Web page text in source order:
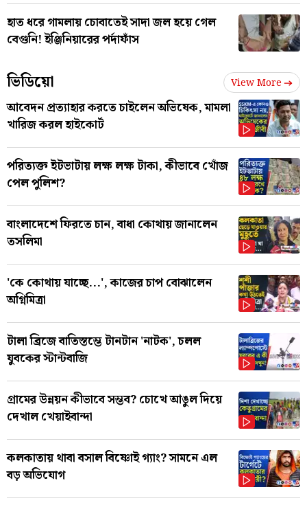
হাত ধরে গামলায় চোবাতেই সাদা জল হয়ে গেল
বেগুনি! ইঞ্জিনিয়ারের পর্দাফাঁস
ভিডিয়ো View More
আবেদন প্রত্যাহার করতে চাইলেন অভিষেক, মামলা
খারিজ করল হাইকোর্ট
পরিত্যক্ত ইটভাটায় লক্ষ লক্ষ টাকা, কীভাবে খোঁজ
পেল পুলিশ?
বাংলাদেশে ফিরতে চান, বাধা কোথায় জানালেন
তসলিমা
'কে কোথায় যাচ্ছে...', কাজের চাপ বোঝালেন
অগ্নিমিত্রা
টালা ব্রিজে বাতিস্তম্ভে টানটান 'নাটক', চলল
যুবকের স্টান্টবাজি
গ্রামের উন্নয়ন কীভাবে সম্ভব? চোখে আঙুল দিয়ে
দেখাল খেয়াইবান্দা
কলকাতায় থাবা বসাল বিষ্ণোই গ্যাং? সামনে এল
বড় অভিযোগ